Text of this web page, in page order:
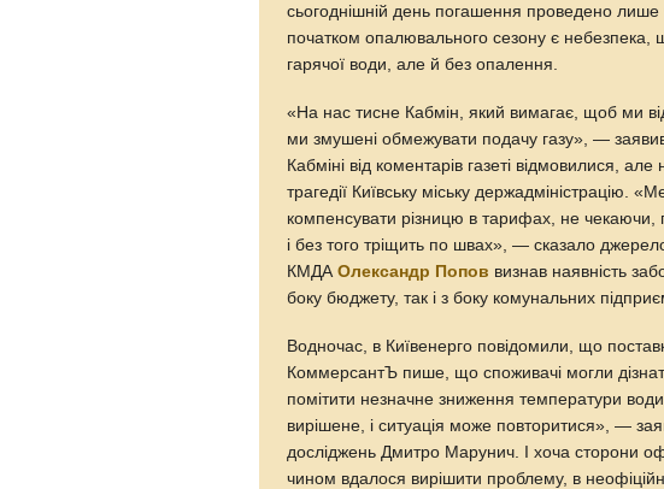
сьогоднішній день погашення проведено
початком опалювального сезону є небезпека,
гарячої води, але й без опалення.
«На нас тисне Кабмін, який вимагає, щоб ми
ми змушені обмежувати подачу газу», —
Кабміні від коментарів газеті відмовилися,
трагедії Київську міську держадміністрацію.
компенсувати різницю в тарифах, не чекаючи,
і без того тріщить по швах», — сказало
КМДАОлександр Попов визнав наявність
боку бюджету, так і з боку комунальних
Водночас, в Київенерго повідомили, що
КоммерсантЪ пише, що споживачі могли
помітити незначне зниження температури
вирішене, і ситуація може повторитися», —
досліджень Дмитро Марунич. І хоча сторони
чином вдалося вирішити проблему, в